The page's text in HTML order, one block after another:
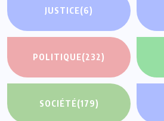
JUSTICE(6)
POLITIQUE(232)
SOCIÉTÉ(179)